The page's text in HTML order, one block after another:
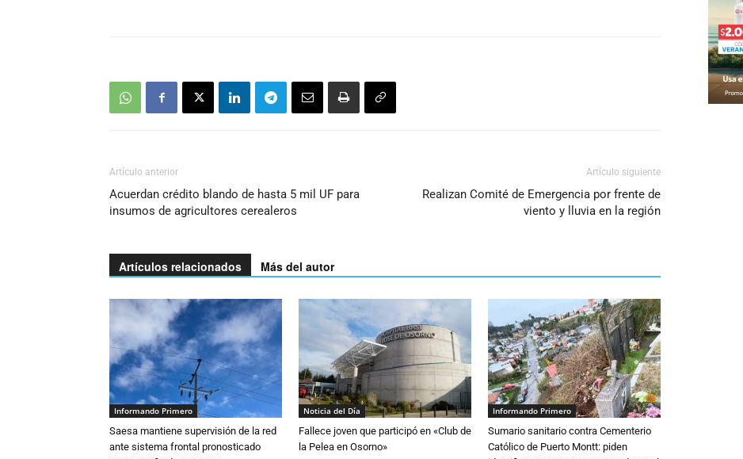
Artículo anterior
Acuerdan crédito blando de hasta 5 mil UF para
insumos de agricultores cerealeros
Artículo siguiente
Realizan Comité de Emergencia por frente de
viento y lluvia en la región
Artículos relacionados Más del autor
Informando Primero
Saesa mantiene supervisión de la red
ante sistema frontal pronosticado
Noticia del Día
Fallece joven que participó en «Club de
la Pelea en Osorno»
Informando Primero
Sumario sanitario contra Cementerio
Católico de Puerto Montt: piden